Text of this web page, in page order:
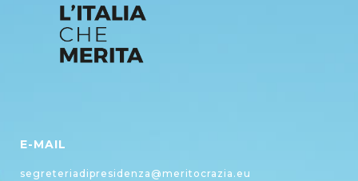
E-MAIL
segreteriadipresidenza@meritocrazia.eu